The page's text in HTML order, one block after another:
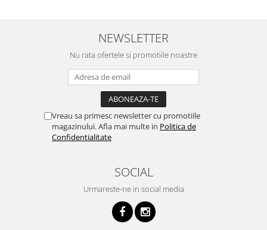
NEWSLETTER
Nu rata ofertele si promotiile noastre
Vreau sa primesc newsletter cu promotiile
magazinului. Afla mai multe in Politica de
Confidentialitate
SOCIAL
Urmareste-ne in social media